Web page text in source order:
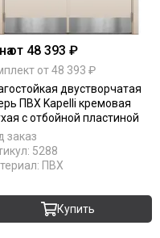
от 48 393 ₽
от 48 393 ₽
двустворчатая
ПВХ Kapelli кремовая
с отбойной пластиной
заказ
5288
ПВХ
Купить